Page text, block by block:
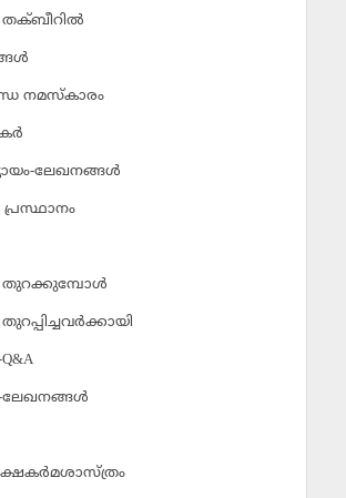
തക്ബീറില്‍
നമസ്‌കാരം
ലേഖനങ്ങള്‍
തുറക്കുമ്പോള്‍
ലേഖനങ്ങള്‍